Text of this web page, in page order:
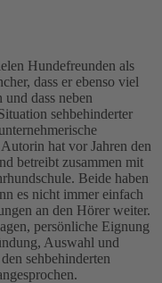
Hundefreunden als
dass er ebenso viel
dass neben
sehbehinderter
hat vor Jahren den
betreibt zusammen mit
Beide haben
es nicht immer einfach
an den Hörer weiter.
persönliche Eignung
Auswahl und
sehbehinderten